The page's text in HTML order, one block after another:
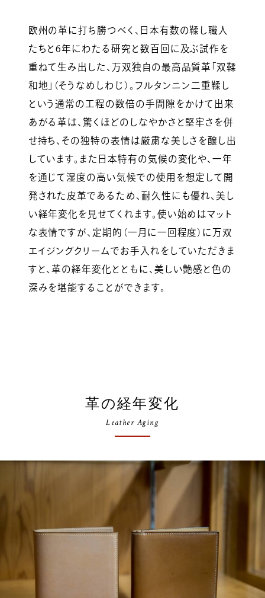
欧州の革に打ち勝つべく、日本有数の鞣し職人
たちと6年にわたる研究と数百回に及ぶ試作を
重ねて生み出した、万双独自の最高品質革「双鞣
和地」（そうなめしわじ）。フルタンニン二重鞣し
という通常の工程の数倍の手間隙をかけて出来
あがる革は、驚くほどのしなやかさと堅牢さを併
せ持ち、その独特の表情は厳粛な美しさを醸し出
しています。また日本特有の気候の変化や、一年
を通じて湿度の高い気候での使用を想定して開
発された皮革であるため、耐久性にも優れ、美し
い経年変化を見せてくれます。使い始めはマット
な表情ですが、定期的（一月に一回程度）に万双
エイジングクリームでお手入れをしていただきま
すと、革の経年変化とともに、美しい艶感と色の
深みを堪能することができます。
革の経年変化
Leather Aging